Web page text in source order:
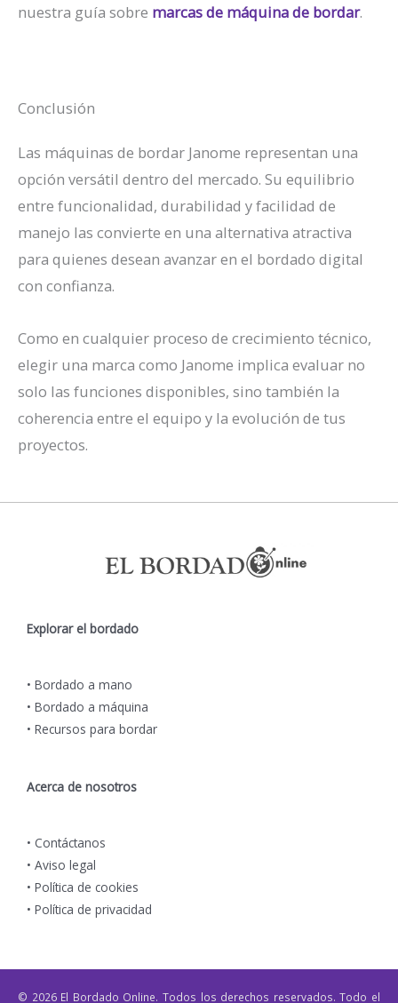
nuestra guía sobre marcas de máquina de bordar.
Conclusión
Las máquinas de bordar Janome representan una
opción versátil dentro del mercado. Su equilibrio
entre funcionalidad, durabilidad y facilidad de
manejo las convierte en una alternativa atractiva
para quienes desean avanzar en el bordado digital
con confianza.
Como en cualquier proceso de crecimiento técnico,
elegir una marca como Janome implica evaluar no
solo las funciones disponibles, sino también la
coherencia entre el equipo y la evolución de tus
proyectos.
Explorar el bordado
• Bordado a mano
• Bordado a máquina
• Recursos para bordar
Acerca de nosotros
• Contáctanos
• Aviso legal
• Política de cookies
• Política de privacidad
© 2026 El Bordado Online. Todos los derechos reservados. Todo el